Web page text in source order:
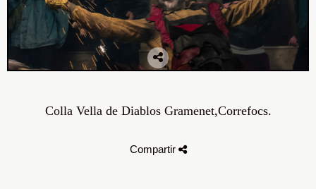
Colla Vella de Diablos Gramenet,Correfocs.
Compartir